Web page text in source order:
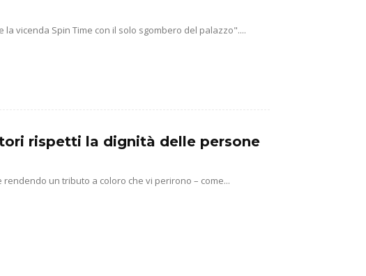
vicenda Spin Time con il solo sgombero del palazzo"....
rispetti la dignità delle persone
un tributo a coloro che vi perirono – come...